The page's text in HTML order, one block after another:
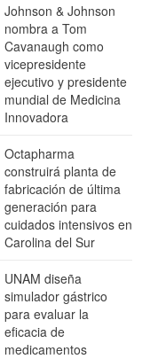
Johnson & Johnson
nombra a Tom
Cavanaugh como
vicepresidente
ejecutivo y presidente
mundial de Medicina
Innovadora
Octapharma
construirá planta de
fabricación de última
generación para
cuidados intensivos en
Carolina del Sur
UNAM diseña
simulador gástrico
para evaluar la
eficacia de
medicamentos